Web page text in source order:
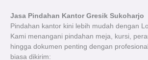
Jasa Pindahan Kantor Gresik Sukoharjo
Pindahan kantor kini lebih mudah dengan
Kami menangani pindahan meja, kursi,
hingga dokumen penting dengan
biasa dikirim: